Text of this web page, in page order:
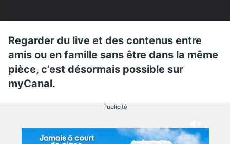
Regarder du live et des contenus entre
amis ou en famille sans être dans la même
pièce, c’est désormais possible sur
myCanal.
Publicité